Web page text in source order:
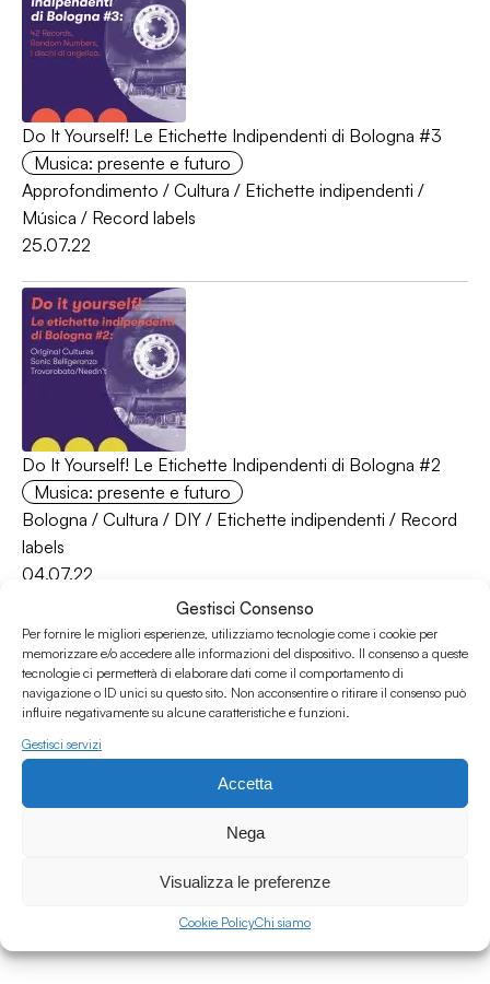
Gestisci Consenso
Per fornire le migliori esperienze, utilizziamo tecnologie come i cookie per
memorizzare e/o accedere alle informazioni del dispositivo. Il consenso a queste
tecnologie ci permetterà di elaborare dati come il comportamento di
navigazione o ID unici su questo sito. Non acconsentire o ritirare il consenso può
influire negativamente su alcune caratteristiche e funzioni.
Gestisci servizi
Accetta
Nega
Visualizza le preferenze
Cookie PolicyChi siamo
Do It Yourself! Le Etichette Indipendenti di Bologna #3
Musica: presente e futuro
Approfondimento / Cultura / Etichette indipendenti /
Música / Record labels
25.07.22
Do It Yourself! Le Etichette Indipendenti di Bologna #2
Musica: presente e futuro
Bologna / Cultura / DIY / Etichette indipendenti / Record
labels
04.07.22
Do It Yourself! Le Etichette Indipendenti di Bologna #1
Musica: presente e futuro
Etichette indipendenti